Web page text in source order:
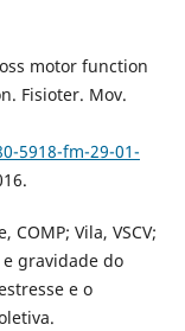
motor function
Fisioter. Mov.
5918-fm-29-01-
Vila, VSCV;
e gravidade do
e o